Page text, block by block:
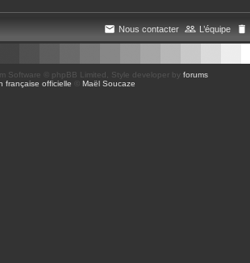
L’équipe
Nous contacter
Software © phpBB Limited , Style developer by forums
française officielle
Maël Soucaze